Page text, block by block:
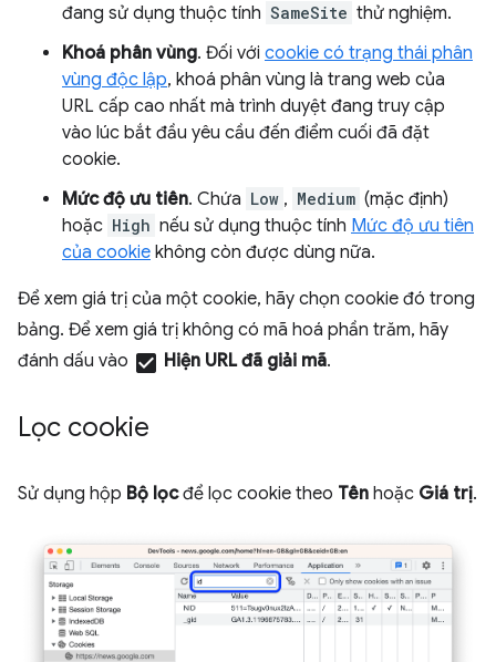
đang sử dụng thuộc tính SameSite thử nghiệm.
Khoá phân vùng. Đối với cookie có trạng thái phân
vùng độc lập, khoá phân vùng là trang web của
URL cấp cao nhất mà trình duyệt đang truy cập
vào lúc bắt đầu yêu cầu đến điểm cuối đã đặt
cookie.
Mức độ ưu tiên. Chứa Low , Medium (mặc định)
hoặc High nếu sử dụng thuộc tính Mức độ ưu tiên
của cookie không còn được dùng nữa.
Để xem giá trị của một cookie, hãy chọn cookie đó trong
bảng. Để xem giá trị không có mã hoá phần trăm, hãy
đánh dấu vào check_box Hiện URL đã giải mã.
Lọc cookie
Sử dụng hộp Bộ lọcđể lọc cookie theo Tên hoặc Giá trị.